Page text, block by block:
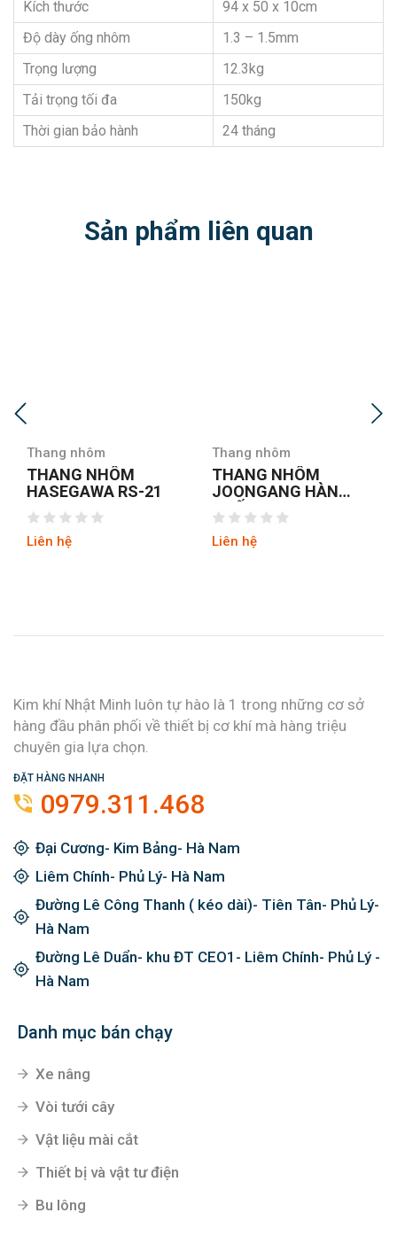
Kích thước
94 x 50 x 10cm
Độ dày ống nhôm
1.3 – 1.5mm
Trọng lượng
12.3kg
Tải trọng tối đa
150kg
Thời gian bảo hành
24 tháng
Sản phẩm liên quan
21
Thang nhôm
THANG NHÔM
JOONGANG HÀN
QUỐC JALS-53
Thang nhôm
THANG NHÔM
A NIKAWA NKD-
NEW
Kim khí Nhật Minh luôn tự hào là 1 trong những cơ sở
hàng đầu phân phối về thiết bị cơ khí mà hàng triệu
chuyên gia lựa chọn.
ĐẶT HÀNG NHANH
0979.311.468
Đại Cương- Kim Bảng- Hà Nam
Liêm Chính- Phủ Lý- Hà Nam
Đường Lê Công Thanh ( kéo dài)- Tiên Tân- Phủ Lý-
Hà Nam
Đường Lê Duẩn- khu ĐT CEO1- Liêm Chính- Phủ Lý -
Hà Nam
Danh mục bán chạy
Xe nâng
Vòi tưới cây
Vật liệu mài cắt
Thiết bị và vật tư điện
Bu lông